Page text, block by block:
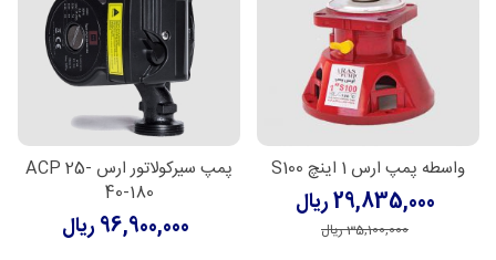
واسطه پمپ ارس 1 اینچ S100
29,835,000 ریال
35,100,000 ریال
پمپ سیرکولاتور ارس ACP 25-
40-180
96,900,000 ریال